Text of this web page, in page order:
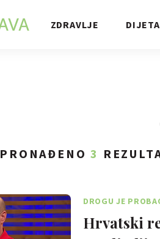
ZDRAVLJE DIJETA
PRONAĐENO3
DROGU JE
Hrvatski